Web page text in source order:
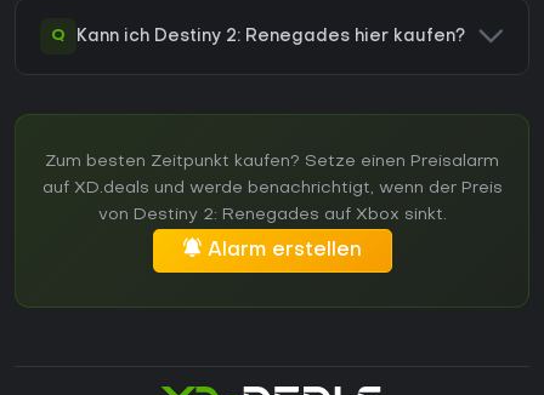
Q Kann ich Destiny 2: Renegades hier kaufen?
Zum besten Zeitpunkt kaufen? Setze einen Preisalarm
auf XD.deals und werde benachrichtigt, wenn der Preis
von Destiny 2: Renegades auf Xbox sinkt.
Alarm erstellen